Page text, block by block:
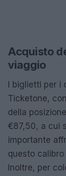
Acquisto
viaggio
I biglietti per
Ticketone,
della
€87,50, a cui
importante
questo
Inoltre, per